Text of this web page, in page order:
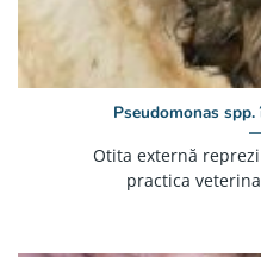
Pseudomonas
Otita externă
practica